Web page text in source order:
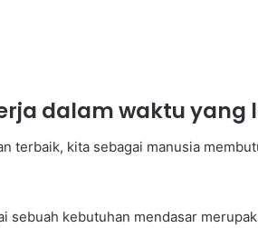
dalam waktu yang
terbaik, kita sebagai manusia
sebuah kebutuhan mendasar